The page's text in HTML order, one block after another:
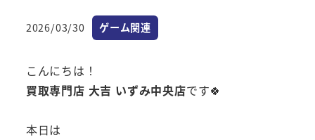
投稿日
2026/03/30 カテゴリー
ゲーム関連
こんにちは！
買取専門店 大吉 いずみ中央店です🍀
本日は